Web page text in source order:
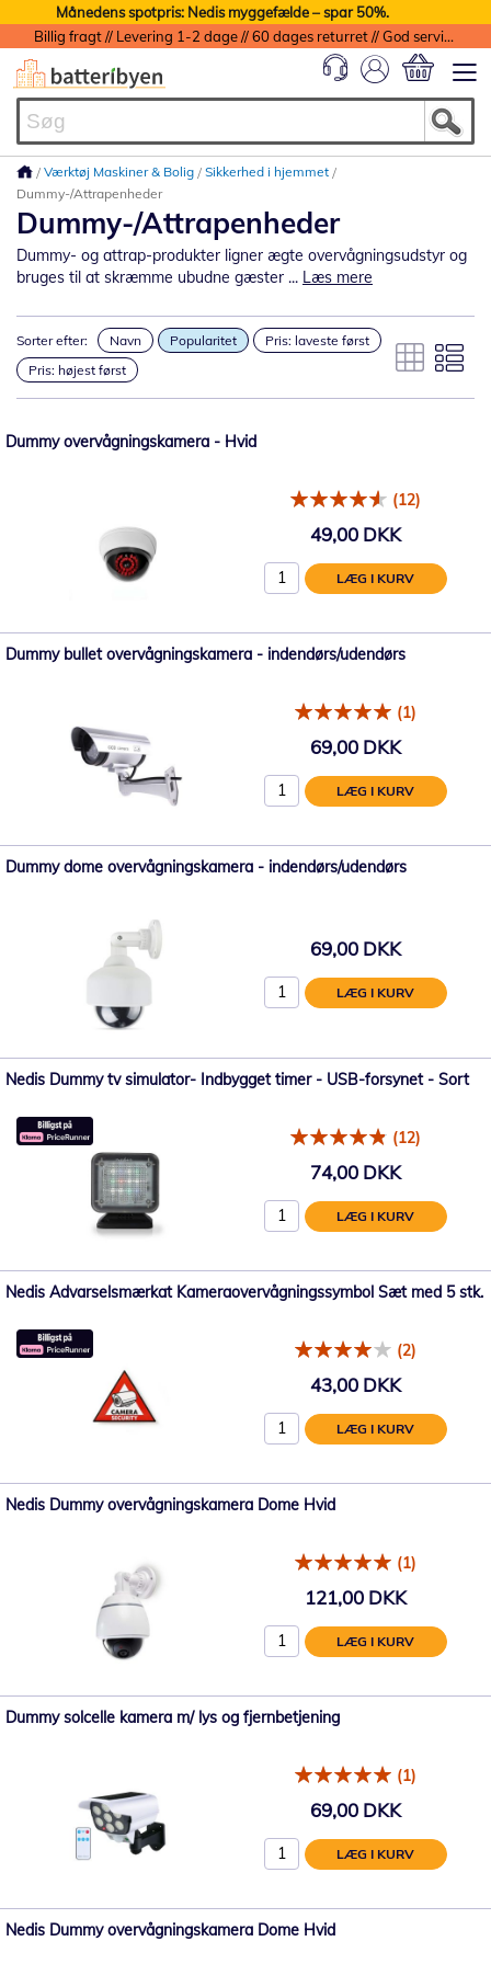
Månedens spotpris: Nedis myggefælde – spar 50%.
Billig fragt // Levering 1-2 dage // 60 dages returret // God service med garanti
Værktøj Maskiner & Bolig
Sikkerhed i hjemmet
Dummy-/Attrapenheder
Dummy-/Attrapenheder
Dummy- og attrap-produkter ligner ægte overvågningsudstyr og
bruges til at skræmme ubudne gæster ... Læs mere
Sorter efter: Navn Popularitet
Pris: laveste først
Pris: højest først
Dummy overvågningskamera - Hvid
(12)
49,00 DKK
LÆG I KURV
Dummy bullet overvågningskamera - indendørs/udendørs
(1)
69,00 DKK
LÆG I KURV
Dummy dome overvågningskamera - indendørs/udendørs
69,00 DKK
LÆG I KURV
Nedis Dummy tv simulator- Indbygget timer - USB-forsynet - Sort
(12)
74,00 DKK
LÆG I KURV
Nedis Advarselsmærkat Kameraovervågningssymbol Sæt med 5 stk.
(2)
43,00 DKK
LÆG I KURV
Nedis Dummy overvågningskamera Dome Hvid
(1)
121,00 DKK
LÆG I KURV
Dummy solcelle kamera m/ lys og fjernbetjening
(1)
69,00 DKK
LÆG I KURV
Nedis Dummy overvågningskamera Dome Hvid